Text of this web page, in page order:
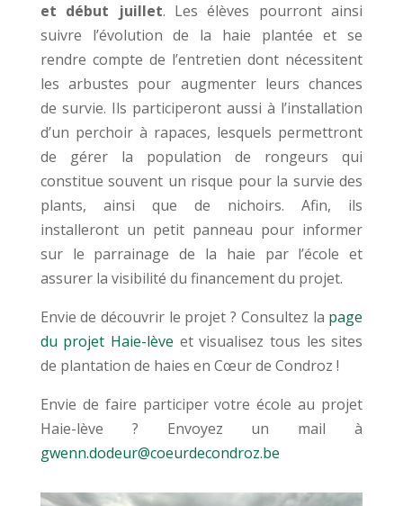
et début juillet. Les élèves pourront ainsi
suivre l’évolution de la haie plantée et se
rendre compte de l’entretien dont nécessitent
les arbustes pour augmenter leurs chances
de survie. Ils participeront aussi à l’installation
d’un perchoir à rapaces, lesquels permettront
de gérer la population de rongeurs qui
constitue souvent un risque pour la survie des
plants, ainsi que de nichoirs. Afin, ils
installeront un petit panneau pour informer
sur le parrainage de la haie par l’école et
assurer la visibilité du financement du projet.
Envie de découvrir le projet ? Consultez la page
du projet Haie-lève et visualisez tous les sites
de plantation de haies en Cœur de Condroz !
Envie de faire participer votre école au projet
Haie-lève ? Envoyez un mail à
gwenn.dodeur@coeurdecondroz.be